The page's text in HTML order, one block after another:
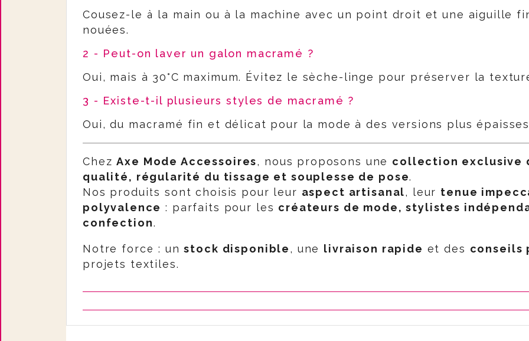
Cousez-le à la main ou à la machine avec un point droit et une aiguille
nouées.
2 - Peut-on laver un galon macramé ?
Oui, mais à 30°C maximum. Évitez le sèche-linge pour préserver la
3 - Existe-t-il plusieurs styles de macramé ?
Oui, du macramé fin et délicat pour la mode à des versions plus
ChezAxe Mode Accessoires, nous proposons une collection exclusive
qualité, régularité du tissage et souplesse de pose.
Nos produits sont choisis pour leur aspect artisanal, leur tenue
polyvalence : parfaits pour les créateurs de mode, stylistes
confection.
Notre force : unstock disponible, une livraison rapide et des conseils
projets textiles.